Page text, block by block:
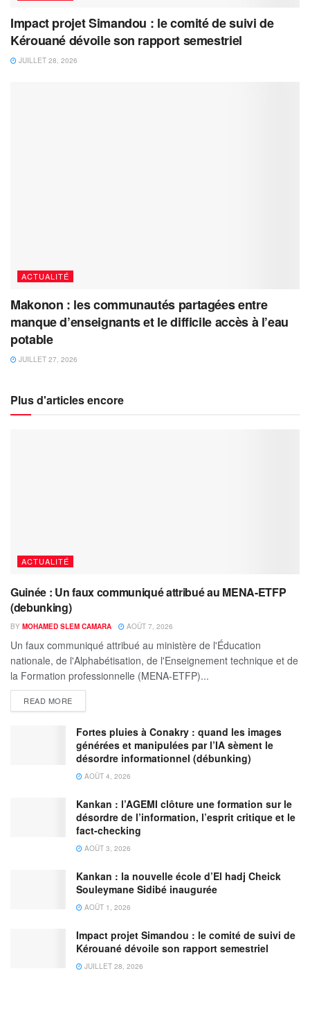
Impact projet Simandou : le comité de suivi de
Kérouané dévoile son rapport semestriel
JUILLET 28, 2026
ACTUALITÉ
Makonon : les communautés partagées entre
manque d’enseignants et le difficile accès à l’eau
potable
JUILLET 27, 2026
Plus d'articles encore
ACTUALITÉ
Guinée : Un faux communiqué attribué au MENA-ETFP
(debunking)
BY MOHAMED SLEM CAMARA AOÛT 7, 2026
Un faux communiqué attribué au ministère de l'Éducation
nationale, de l'Alphabétisation, de l'Enseignement technique et de
la Formation professionnelle (MENA-ETFP)...
READ MORE
Fortes pluies à Conakry : quand les images
générées et manipulées par l’IA sèment le
désordre informationnel (débunking)
AOÛT 4, 2026
Kankan : l’AGEMI clôture une formation sur le
désordre de l’information, l’esprit critique et le
fact-checking
AOÛT 3, 2026
Kankan : la nouvelle école d’El hadj Cheick
Souleymane Sidibé inaugurée
AOÛT 1, 2026
Impact projet Simandou : le comité de suivi de
Kérouané dévoile son rapport semestriel
JUILLET 28, 2026